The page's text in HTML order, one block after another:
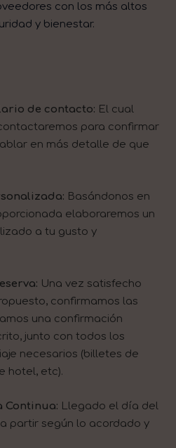
con los más altos
y bienestar.
de contacto: El cual
para confirmar
en más detalle de que
Basándonos en
elaboraremos un
a tu gusto y
Una vez satisfecho
confirmamos las
una confirmación
junto con todos los
necesarios (billetes de
hotel, etc).
Continua: Llegado el día del
partir según lo acordado y